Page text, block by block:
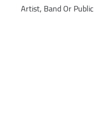
4- صفحة لشخصية عامة أو مشهورة Artist, Band Or Public